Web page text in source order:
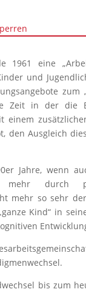
1961 eine
und
zum
Zeit in der die
den Ausgleich
Jahre, wenn
mehr durch
mehr so sehr der
Kind“ in
bis zum